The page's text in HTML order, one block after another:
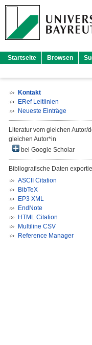
Startseite Browsen
Kontakt
ERef Leitlinien
Neueste Einträge
Literatur vom gleichen Autor/
gleichen Autor*in
bei Google Scholar
Bibliografische Daten
ASCII Citation
BibTeX
EP3 XML
EndNote
HTML Citation
Multiline CSV
Reference Manager